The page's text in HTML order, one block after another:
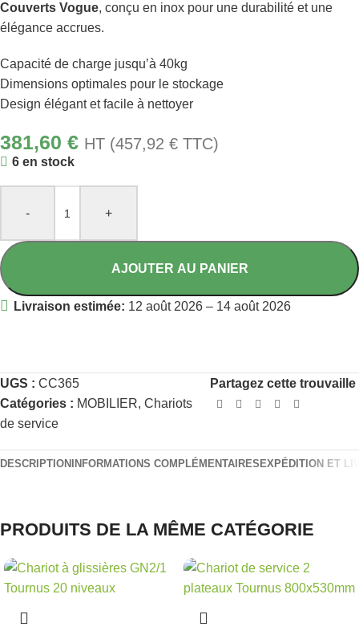
Couverts Vogue, conçu en inox pour une durabilité et une
élégance accrues.
Capacité de charge jusqu’à 40kg
Dimensions optimales pour le stockage
Design élégant et facile à nettoyer
381,60 € HT (457,92 € TTC)
6 en stock
- +
AJOUTER AU PANIER
Livraison estimée: 12 août 2026 – 14 août 2026
UGS : CC365
Catégories : MOBILIER, Chariots
de service
Partagez cette trouvaille
DESCRIPTION INFORMATIONS COMPLÉMENTAIRES EXPÉDITION ET
PRODUITS DE LA MÊME CATÉGORIE